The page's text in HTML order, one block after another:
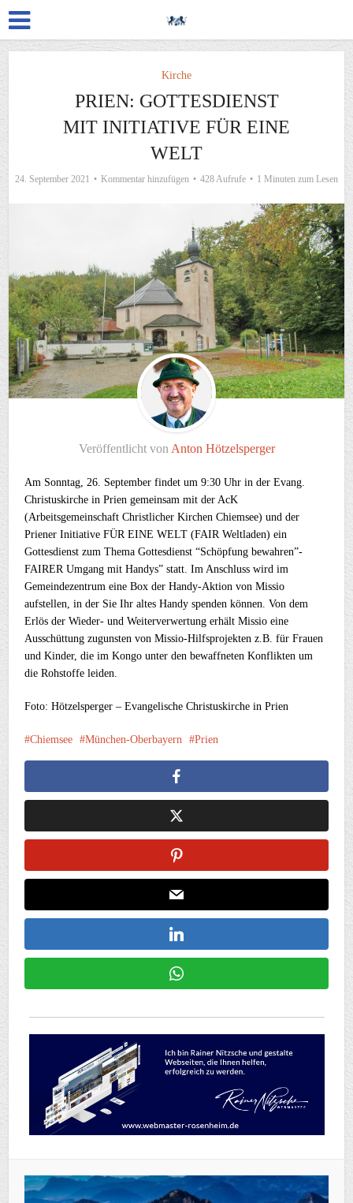
Kirche
PRIEN: GOTTESDIENST
MIT INITIATIVE FÜR EINE
WELT
24. September 2021 Kommentar hinzufügen 428 Aufrufe 1 Minuten zum Lesen
Veröffentlicht von Anton Hötzelsperger
Am Sonntag, 26. September findet um 9:30 Uhr in der Evang.
Christuskirche in Prien gemeinsam mit der AcK
(Arbeitsgemeinschaft Christlicher Kirchen Chiemsee) und der
Priener Initiative FÜR EINE WELT (FAIR Weltladen) ein
Gottesdienst zum Thema Gottesdienst “Schöpfung bewahren”-
FAIRER Umgang mit Handys” statt. Im Anschluss wird im
Gemeindezentrum eine Box der Handy-Aktion von Missio
aufstellen, in der Sie Ihr altes Handy spenden können. Von dem
Erlös der Wieder- und Weiterverwertung erhält Missio eine
Ausschüttung zugunsten von Missio-Hilfsprojekten z.B. für Frauen
und Kinder, die im Kongo unter den bewaffneten Konflikten um
die Rohstoffe leiden.
Foto: Hötzelsperger – Evangelische Christuskirche in Prien
Chiemsee München-Oberbayern Prien